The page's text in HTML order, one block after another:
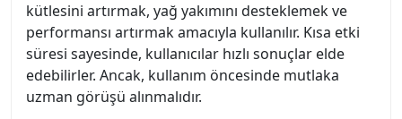
kütlesini artırmak, yağ yakımını desteklemek ve
performansı artırmak amacıyla kullanılır. Kısa etki
süresi sayesinde, kullanıcılar hızlı sonuçlar elde
edebilirler. Ancak, kullanım öncesinde mutlaka
uzman görüşü alınmalıdır.